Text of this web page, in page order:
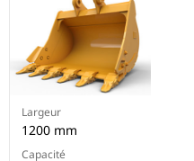
Largeur
1200 mm
Capacité